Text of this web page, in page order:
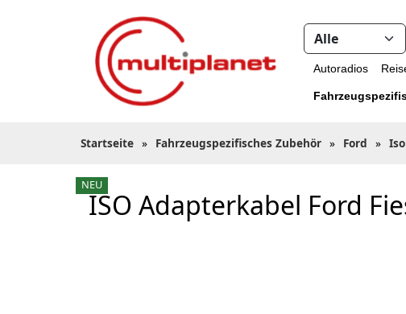
Autoradios
Startseite » Fahrzeugspezifisches Zubehör » Ford »
ISO Adapterkabel Ford
NEU